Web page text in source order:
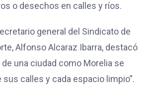
o desechos en calles y ríos.
general del Sindicato de
Alfonso Alcaraz Ibarra, destacó
de una ciudad como Morelia se
calles y cada espacio limpio”.